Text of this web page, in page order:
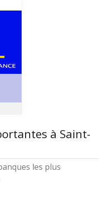
à Saint-
les plus